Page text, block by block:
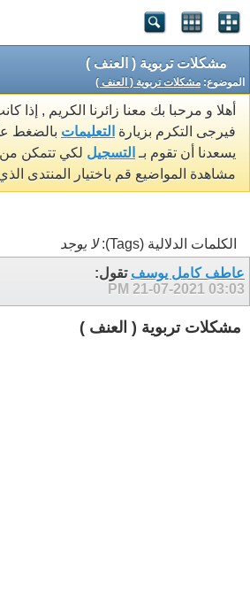
مشكلات تربوية ( العنف )
الموضوع: مشكلات تربوية ( العنف )
أهلا و مرحبا بك معنا زائرنا الكريم , إذا
فيرجى التكرم بزيارة التعليمات بالضغط
يسعدنا أن تقوم بـ التسجيل لكي تتمكن من
مشاهدة المواضيع قم باختيار المنتدى الذي
الكلمات الدلالية (Tags):
لا يوجد
عاطف كامل يوسف تقول:
21-07-2021 03:03 PM
مشكلات تربوية ( العنف )